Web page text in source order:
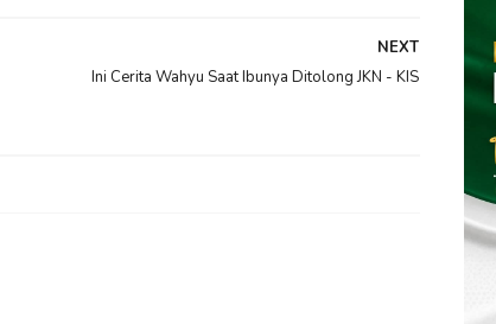
NEXT
Ini Cerita Wahyu Saat Ibunya Ditolong JKN - KIS